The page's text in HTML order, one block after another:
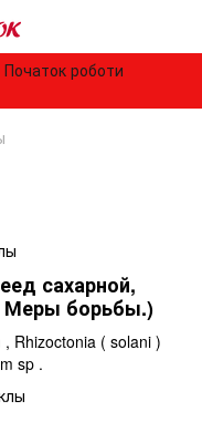
Початок роботи
сахарной,
Меры борьбы.)
Rhizoctonia ( solani )
sp .